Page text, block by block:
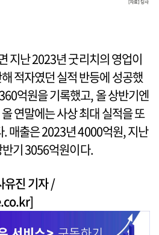
지난 2023년 굿리치의 영업이
적자였던 실적 반등에 성공했
억원을 기록했고, 올 상반기엔
연말에는 사상 최대 실적을 또
매출은 2023년 4000억원, 지난
기 3056억원이다.
유진 기자 /